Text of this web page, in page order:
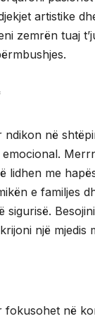
artistike
zemrën tuaj
ndikon në
lidhen me
e familjes
sigurisë.
një mjedis
fokusohet në